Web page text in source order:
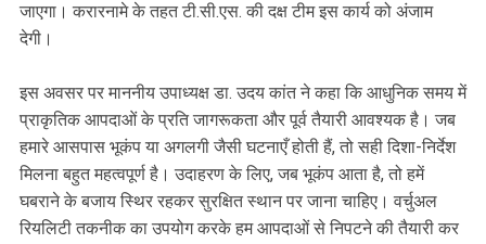
जाएगा। करारनामे के तहत टी.सी.एस. की दक्ष टीम इस कार्य को अंजाम
देगी।
इस अवसर पर माननीय उपाध्यक्ष डा. उदय कांत ने कहा कि आधुनिक समय में
प्राकृतिक आपदाओं के प्रति जागरूकता और पूर्व तैयारी आवश्यक है। जब
हमारे आसपास भूकंप या अगलगी जैसी घटनाएँ होती हैं, तो सही दिशा-निर्देश
मिलना बहुत महत्वपूर्ण है। उदाहरण के लिए, जब भूकंप आता है, तो हमें
घबराने के बजाय स्थिर रहकर सुरक्षित स्थान पर जाना चाहिए। वर्चुअल
रियलिटी तकनीक का उपयोग करके हम आपदाओं से निपटने की तैयारी कर